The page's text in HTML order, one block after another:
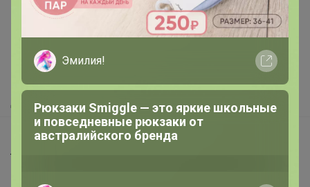
Как здесь все устроено?
Как сделать заказ?
Как получить?
Доставка
Шоурумы
Торговые марки
Эмилия!
Рюкзаки Smiggle — это яркие школьные
и повседневные рюкзаки от
австралийского бренда